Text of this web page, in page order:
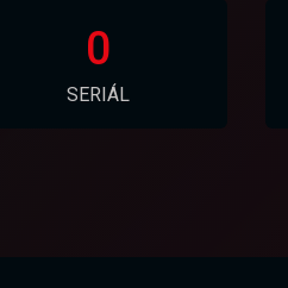
0
SERIÁL